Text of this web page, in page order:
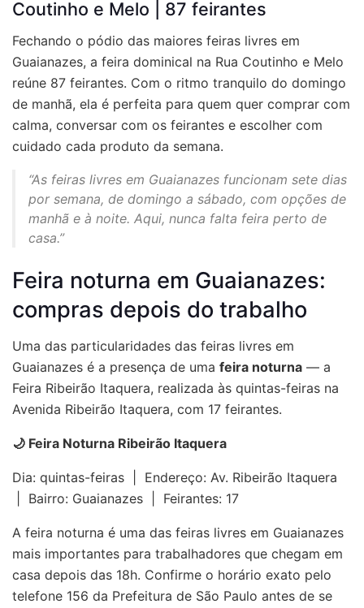
Coutinho e Melo | 87 feirantes
Fechando o pódio das maiores feiras livres em
Guaianazes, a feira dominical na Rua Coutinho e Melo
reúne 87 feirantes. Com o ritmo tranquilo do domingo
de manhã, ela é perfeita para quem quer comprar com
calma, conversar com os feirantes e escolher com
cuidado cada produto da semana.
“As feiras livres em Guaianazes funcionam sete dias
por semana, de domingo a sábado, com opções de
manhã e à noite. Aqui, nunca falta feira perto de
casa.”
Feira noturna em Guaianazes:
compras depois do trabalho
Uma das particularidades das feiras livres em
Guaianazes é a presença de uma feira noturna — a
Feira Ribeirão Itaquera, realizada às quintas-feiras na
Avenida Ribeirão Itaquera, com 17 feirantes.
🌙 Feira Noturna Ribeirão Itaquera
Dia: quintas-feiras | Endereço: Av. Ribeirão Itaquera
| Bairro: Guaianazes | Feirantes: 17
A feira noturna é uma das feiras livres em Guaianazes
mais importantes para trabalhadores que chegam em
casa depois das 18h. Confirme o horário exato pelo
telefone 156 da Prefeitura de São Paulo antes de se